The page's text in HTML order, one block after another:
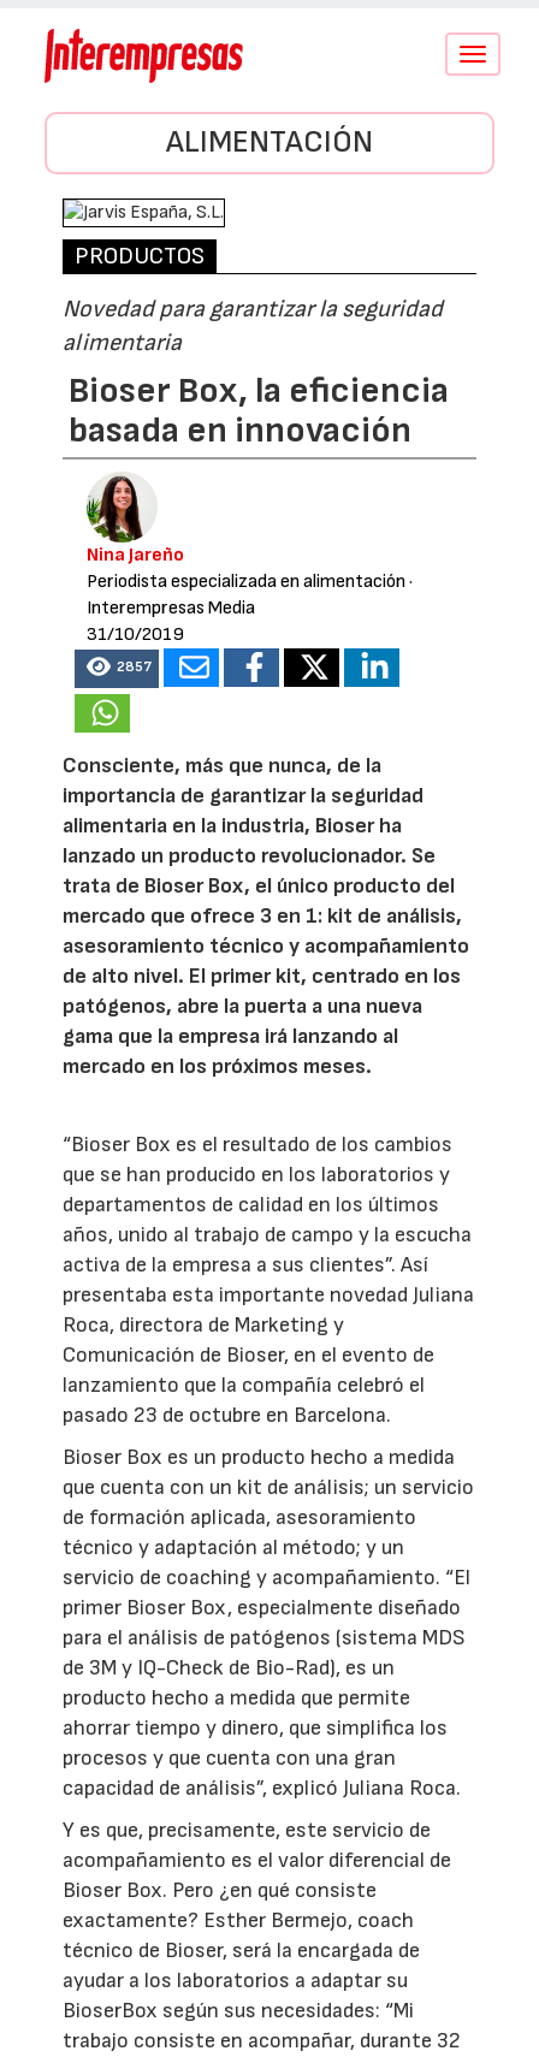
Conmutar
ALIMENTACIÓN
PRODUCTOS
Novedad para garantizar la seguridad
alimentaria
Bioser Box, la eficiencia
basada en innovación
Nina Jareño
Periodista especializada en alimentación ·
Interempresas Media
31/10/2019
2857
Consciente, más que nunca, de la
importancia de garantizar la seguridad
alimentaria en la industria, Bioser ha
lanzado un producto revolucionador. Se
trata de Bioser Box, el único producto del
mercado que ofrece 3 en 1: kit de análisis,
asesoramiento técnico y acompañamiento
de alto nivel. El primer kit, centrado en los
patógenos, abre la puerta a una nueva
gama que la empresa irá lanzando al
mercado en los próximos meses.
“Bioser Box es el resultado de los cambios
que se han producido en los laboratorios y
departamentos de calidad en los últimos
años, unido al trabajo de campo y la escucha
activa de la empresa a sus clientes”. Así
presentaba esta importante novedad Juliana
Roca, directora de Marketing y
Comunicación de Bioser, en el evento de
lanzamiento que la compañía celebró el
pasado 23 de octubre en Barcelona.
Bioser Box es un producto hecho a medida
que cuenta con un kit de análisis; un servicio
de formación aplicada, asesoramiento
técnico y adaptación al método; y un
servicio de coaching y acompañamiento. “El
primer Bioser Box, especialmente diseñado
para el análisis de patógenos (sistema MDS
de 3M y IQ-Check de Bio-Rad), es un
producto hecho a medida que permite
ahorrar tiempo y dinero, que simplifica los
procesos y que cuenta con una gran
capacidad de análisis”, explicó Juliana Roca.
Y es que, precisamente, este servicio de
acompañamiento es el valor diferencial de
Bioser Box. Pero ¿en qué consiste
exactamente? Esther Bermejo, coach
técnico de Bioser, será la encargada de
ayudar a los laboratorios a adaptar su
BioserBox según sus necesidades: “Mi
trabajo consiste en acompañar, durante 32